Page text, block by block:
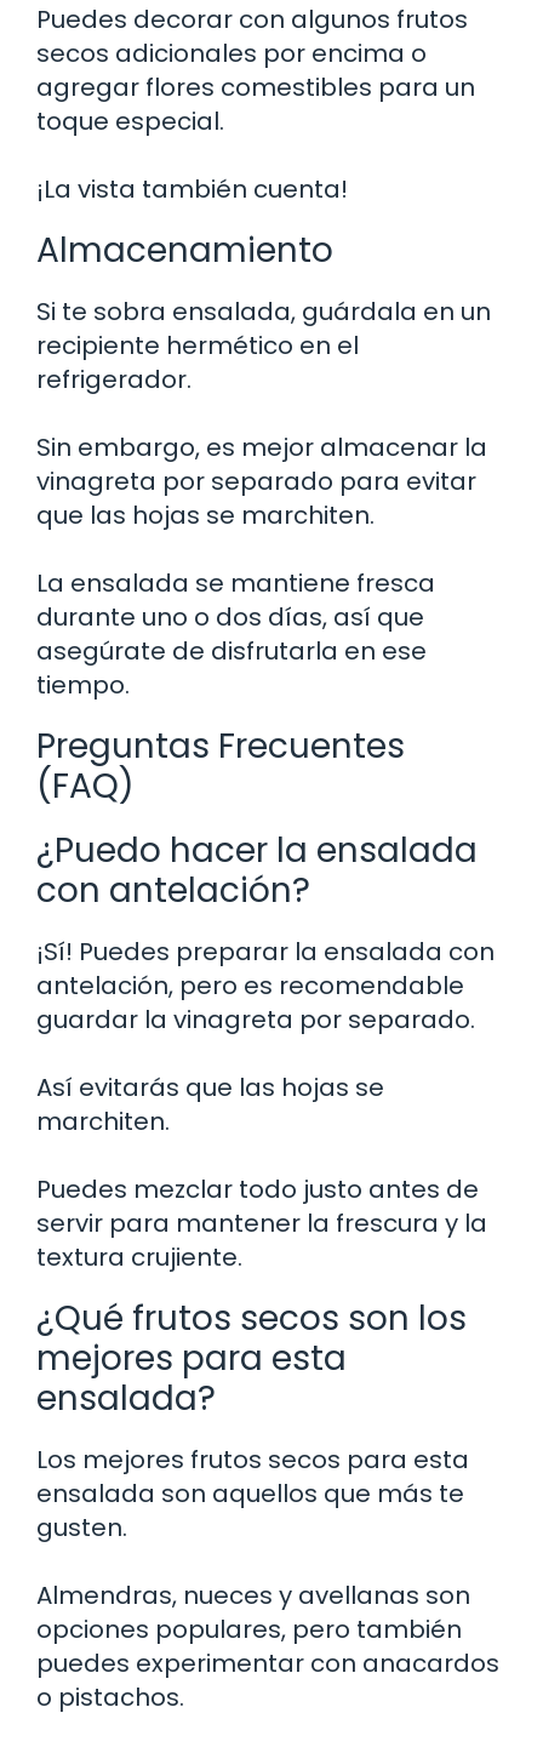
Puedes decorar con algunos frutos
secos adicionales por encima o
agregar flores comestibles para un
toque especial.
¡La vista también cuenta!
Almacenamiento
Si te sobra ensalada, guárdala en un
recipiente hermético en el
refrigerador.
Sin embargo, es mejor almacenar la
vinagreta por separado para evitar
que las hojas se marchiten.
La ensalada se mantiene fresca
durante uno o dos días, así que
asegúrate de disfrutarla en ese
tiempo.
Preguntas Frecuentes
(FAQ)
¿Puedo hacer la ensalada
con antelación?
¡Sí! Puedes preparar la ensalada con
antelación, pero es recomendable
guardar la vinagreta por separado.
Así evitarás que las hojas se
marchiten.
Puedes mezclar todo justo antes de
servir para mantener la frescura y la
textura crujiente.
¿Qué frutos secos son los
mejores para esta
ensalada?
Los mejores frutos secos para esta
ensalada son aquellos que más te
gusten.
Almendras, nueces y avellanas son
opciones populares, pero también
puedes experimentar con anacardos
o pistachos.